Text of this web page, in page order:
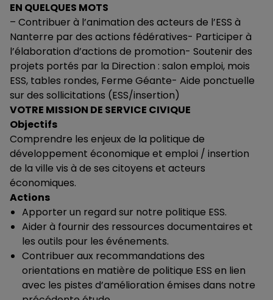
EN QUELQUES MOTS
– Contribuer à l’animation des acteurs de l’ESS à
Nanterre par des actions fédératives- Participer à
l’élaboration d’actions de promotion- Soutenir des
projets portés par la Direction : salon emploi, mois
ESS, tables rondes, Ferme Géante- Aide ponctuelle
sur des sollicitations (ESS/insertion)
VOTRE MISSION DE SERVICE CIVIQUE
Objectifs
Comprendre les enjeux de la politique de
développement économique et emploi / insertion
de la ville vis à de ses citoyens et acteurs
économiques.
Actions
Apporter un regard sur notre politique ESS.
Aider à fournir des ressources documentaires et
les outils pour les événements.
Contribuer aux recommandations des
orientations en matière de politique ESS en lien
avec les pistes d’amélioration émises dans notre